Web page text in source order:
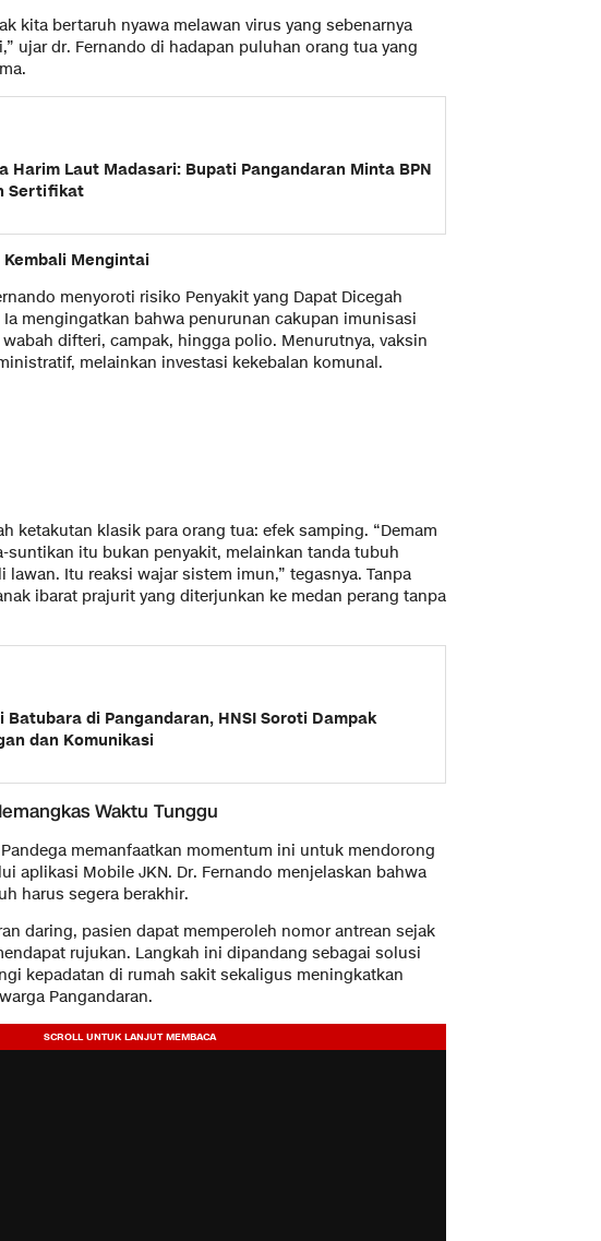
kita bertaruh nyawa melawan virus yang sebenarnya
ujar dr. Fernando di hadapan puluhan orang tua yang
Harim Laut Madasari: Bupati Pangandaran Minta BPN
Sertifikat
Mengintai
menyoroti risiko Penyakit yang Dapat Dicegah
Ia mengingatkan bahwa penurunan cakupan imunisasi
difteri, campak, hingga polio. Menurutnya, vaksin
melainkan investasi kekebalan komunal.
ketakutan klasik para orang tua: efek samping. “Demam
suntikan itu bukan penyakit, melainkan tanda tubuh
lawan. Itu reaksi wajar sistem imun,” tegasnya. Tanpa
ibarat prajurit yang diterjunkan ke medan perang tanpa
Batubara di Pangandaran, HNSI Soroti Dampak
dan Komunikasi
Waktu Tunggu
memanfaatkan momentum ini untuk mendorong
aplikasi Mobile JKN. Dr. Fernando menjelaskan bahwa
harus segera berakhir.
daring, pasien dapat memperoleh nomor antrean sejak
rujukan. Langkah ini dipandang sebagai solusi
kepadatan di rumah sakit sekaligus meningkatkan
Pangandaran.